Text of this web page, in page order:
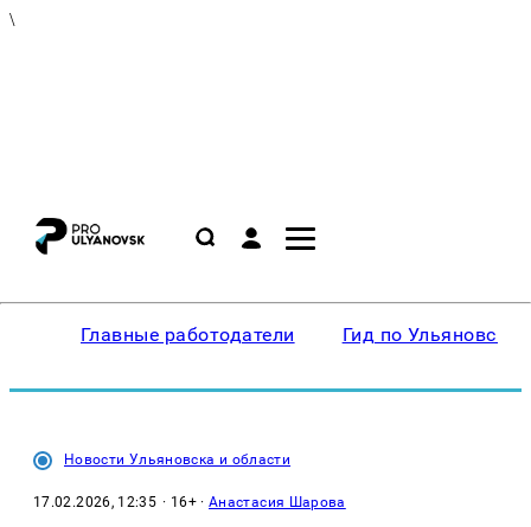
\
Главные работодатели Гид по Ульяновску
Новости Ульяновска и области
17.02.2026, 12:35 · 16+ ·Анастасия Шарова